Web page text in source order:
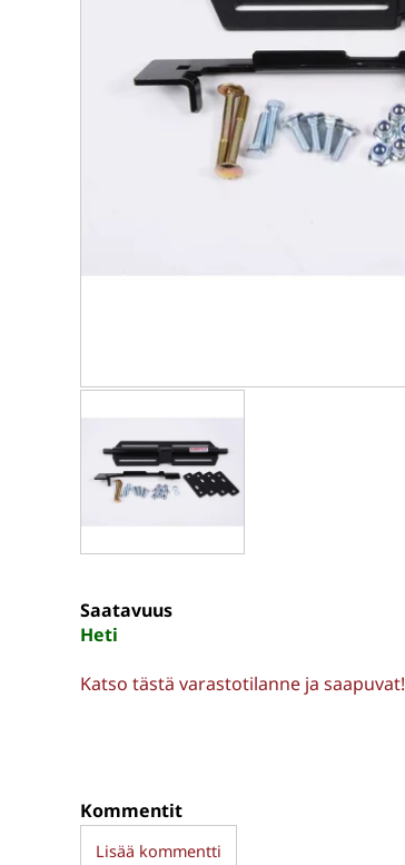
Saatavuus
Heti
Katso tästä varastotilanne ja saapuvat!
Kommentit
Lisää kommentti